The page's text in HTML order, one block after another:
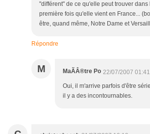
"différent" de ce qu'elle peut trouver dans
première fois qu'elle vient en France...
être, quand même, Notre Dame et
Répondre
M MaÃÂ®tre Po 22/07/2007 01:41
Oui, il m'arrive parfois d'être
il y a des incontournables.